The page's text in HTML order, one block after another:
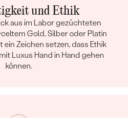
und Ethik
aus im Labor gezüchteten
Gold, Silber oder Platin
ein Zeichen setzen, dass Ethik
Luxus Hand in Hand gehen
können.